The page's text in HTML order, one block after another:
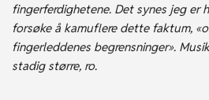
fingerferdighetene. Det synes jeg er
forsøke å kamuflere dette faktum,
fingerleddenes begrensninger».
stadig større, ro.